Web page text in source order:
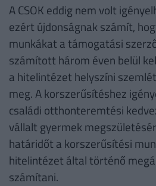
A CSOK eddig nem volt
ezért újdonságnak számít,
munkákat a támogatási
számított három éven belül
a hitelintézet helyszíni
meg. A korszerűsítéshez
családi otthonteremtési
vállalt gyermek
határidőt a korszerűsítési
hitelintézet által történő
számítani.